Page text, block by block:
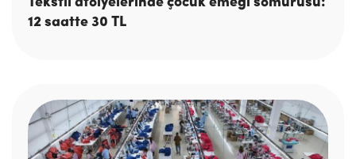
Tekstil atölyelerinde çocuk emeği sömürüsü:
12 saatte 30 TL